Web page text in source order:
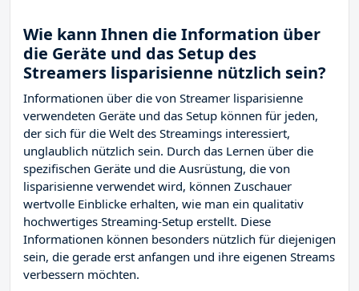
Wie kann Ihnen die Information über
die Geräte und das Setup des
Streamers lisparisienne nützlich sein?
Informationen über die von Streamer lisparisienne
verwendeten Geräte und das Setup können für jeden,
der sich für die Welt des Streamings interessiert,
unglaublich nützlich sein. Durch das Lernen über die
spezifischen Geräte und die Ausrüstung, die von
lisparisienne verwendet wird, können Zuschauer
wertvolle Einblicke erhalten, wie man ein qualitativ
hochwertiges Streaming-Setup erstellt. Diese
Informationen können besonders nützlich für diejenigen
sein, die gerade erst anfangen und ihre eigenen Streams
verbessern möchten.